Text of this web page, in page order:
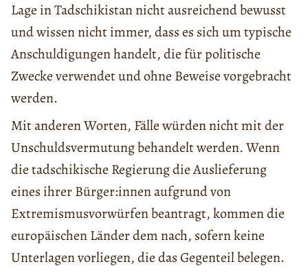
Lage in Tadschikistan nicht ausreichend bewusst
und wissen nicht immer, dass es sich um typische
Anschuldigungen handelt, die für politische
Zwecke verwendet und ohne Beweise vorgebracht
werden.
Mit anderen Worten, Fälle würden nicht mit der
Unschuldsvermutung behandelt werden. Wenn
die tadschikische Regierung die Auslieferung
eines ihrer Bürger:innen aufgrund von
Extremismusvorwürfen beantragt, kommen die
europäischen Länder dem nach, sofern keine
Unterlagen vorliegen, die das Gegenteil belegen.